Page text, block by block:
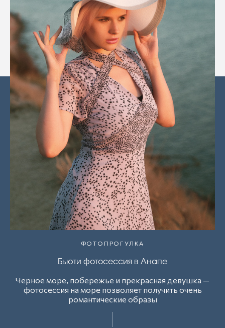
ФОТОПРОГУЛКА
Бьюти фотосессия в Анапе
Черное море, побережье и прекрасная девушка —
фотосессия на море позволяет получить очень
романтические образы